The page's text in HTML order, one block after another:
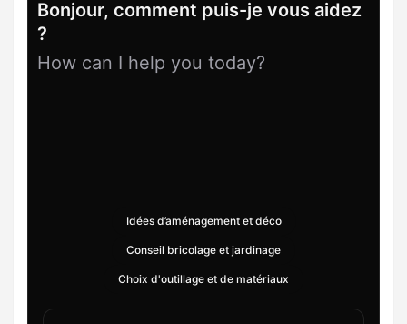
Bonjour, comment puis-je vous aidez
?
How can I help you today?
Idées d’aménagement et déco
Conseil bricolage et jardinage
Choix d'outillage et de matériaux